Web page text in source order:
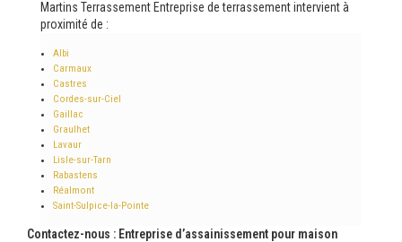
Martins Terrassement Entreprise de terrassement intervient à
proximité de :
Albi
Carmaux
Castres
Cordes-sur-Ciel
Gaillac
Graulhet
Lavaur
Lisle-sur-Tarn
Rabastens
Réalmont
Saint-Sulpice-la-Pointe
Contactez-nous : Entreprise d’assainissement pour maison